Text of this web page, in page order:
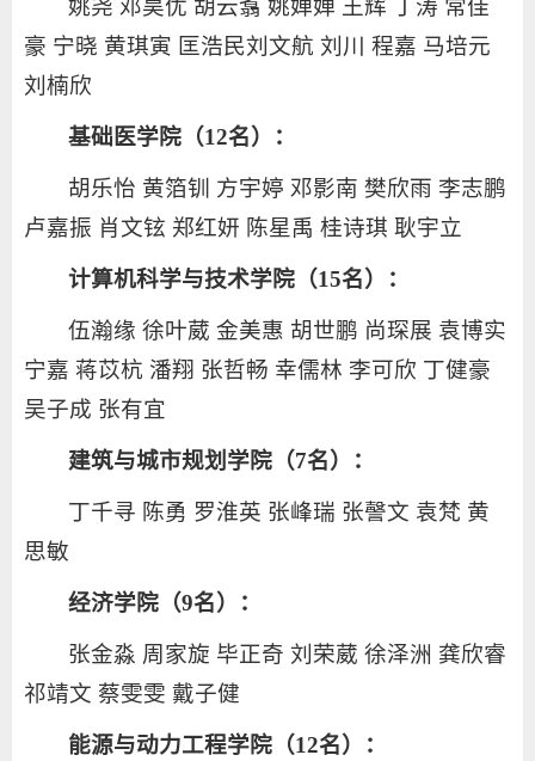
姚尧 邓昊优 胡云翥 姚婵婵 王辉 丁涛 常佳
豪 宁晓 黄琪寅 匡浩民刘文航 刘川 程嘉 马培元
刘楠欣
基础医学院（12名）：
胡乐怡 黄箔钏 方宇婷 邓影南 樊欣雨 李志鹏
卢嘉振 肖文铉 郑红妍 陈星禹 桂诗琪 耿宇立
计算机科学与技术学院（15名）：
伍瀚缘 徐叶葳 金美惠 胡世鹏 尚琛展 袁博实
宁嘉 蒋苡杭 潘翔 张哲畅 幸儒林 李可欣 丁健豪
吴子成 张有宜
建筑与城市规划学院（7名）：
丁千寻 陈勇 罗淮英 张峰瑞 张謦文 袁梵 黄
思敏
经济学院（9名）：
张金淼 周家旋 毕正奇 刘荣葳 徐泽洲 龚欣睿
祁靖文 蔡雯雯 戴子健
能源与动力工程学院（12名）：